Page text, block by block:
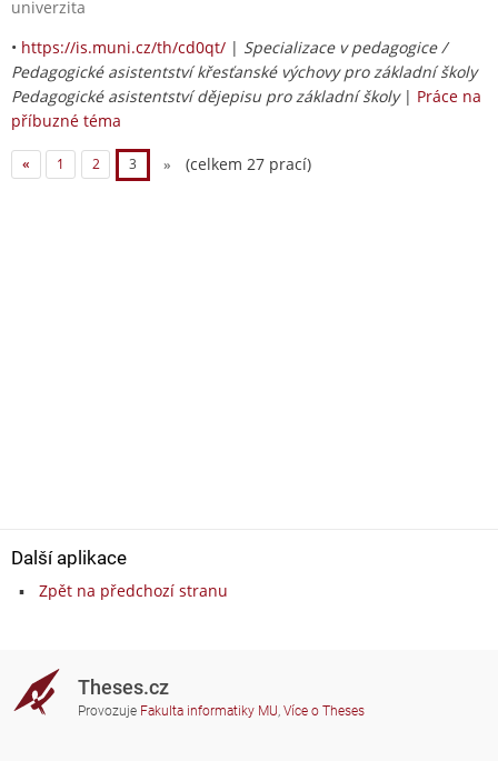
univerzita
• https://is.muni.cz/th/cd0qt/ | Specializace v pedagogice /
Pedagogické asistentství křesťanské výchovy pro základní školy
Pedagogické asistentství dějepisu pro základní školy| Práce na
příbuzné téma
« 1 2 3 » (celkem 27 prací)
Další aplikace
Zpět na předchozí stranu
Theses.cz
Provozuje Fakulta informatiky MU, Více o Theses